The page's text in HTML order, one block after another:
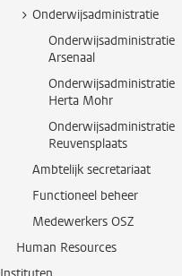
Onderwijsadministratie
Onderwijsadministratie
Arsenaal
Onderwijsadministratie
Herta Mohr
Onderwijsadministratie
Reuvensplaats
Ambtelijk secretariaat
Functioneel beheer
Medewerkers OSZ
Human Resources